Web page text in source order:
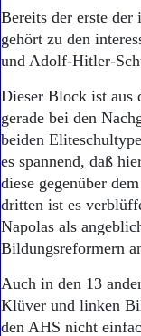
Bereits der erste der
gehört zu den
und Adolf-Hitler-
Dieser Block ist aus
gerade bei den
beiden
es spannend, daß
diese gegenüber
dritten ist es
Napolas als
Bildungsreformern
Auch in den 13
Klüver und linken
den AHS nicht